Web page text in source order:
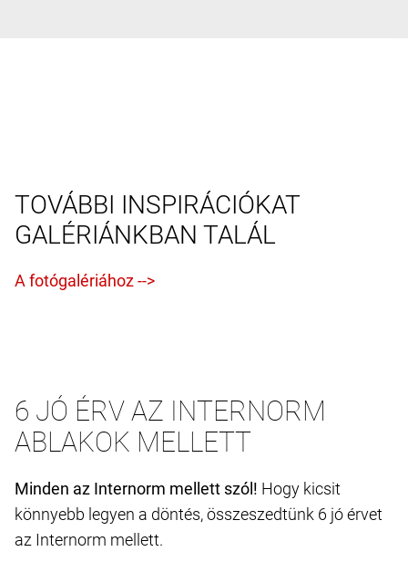
TOVÁBBI INSPIRÁCIÓKAT
GALÉRIÁNKBAN TALÁL
6 JÓ ÉRV AZ INTERNORM
ABLAKOK MELLETT
Minden az Internorm mellett szól! Hogy kicsit
könnyebb legyen a döntés, összeszedtünk 6 jó érvet
az Internorm mellett.